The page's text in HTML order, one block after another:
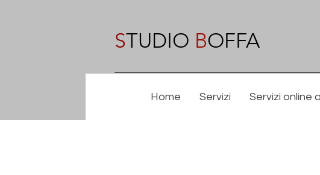
STUDIO BOFFA
Home Servizi Servizi online